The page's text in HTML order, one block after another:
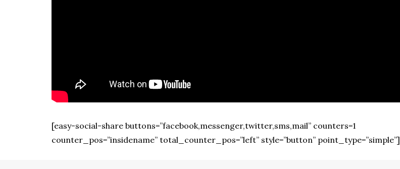
[easy-social-share buttons=”facebook,messenger,twitter,sms,mail” counters=1
counter_pos=”insidename” total_counter_pos=”left” style=”button” point_type=”simple”]